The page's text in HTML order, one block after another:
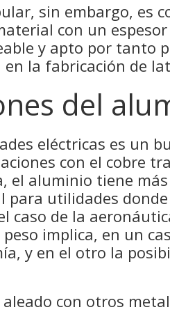
sin embargo, es
con un
y apto por tanto
en la fabricación de
del
eléctricas es un
con el cobre
el aluminio tiene
para utilidades
caso de la
implica, en un
y en el otro la
aleado con otros